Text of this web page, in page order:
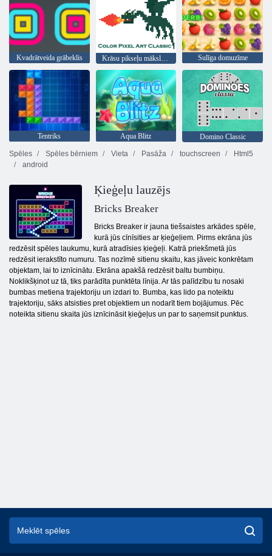
Kvadrātveida grābeklis Krāsu pikseļu mākslas klasika Sulīga domuzīme
Tentriks Aqua Blitz
Domino Classic
Spēles
Spēles bērniem Vieta Pasāža touchscreen
Html5
android
Ķieģeļu lauzējs
Bricks Breaker
Bricks Breaker ir jauna tiešsaistes arkādes spēle,
kurā jūs cīnīsities ar ķieģeļiem. Pirms ekrāna jūs
redzēsit spēles laukumu, kurā atradīsies ķieģeļi. Katrā priekšmetā jūs
redzēsit ierakstīto numuru. Tas nozīmē sitienu skaitu, kas jāveic konkrētam
objektam, lai to iznīcinātu. Ekrāna apakšā redzēsit baltu bumbiņu.
Noklikšķinot uz tā, tiks parādīta punktēta līnija. Ar tās palīdzību tu nosaki
bumbas metiena trajektoriju un izdari to. Bumba, kas lido pa noteiktu
trajektoriju, sāks atsisties pret objektiem un nodarīt tiem bojājumus. Pēc
noteikta sitienu skaita jūs iznīcināsit ķieģeļus un par to saņemsit punktus.